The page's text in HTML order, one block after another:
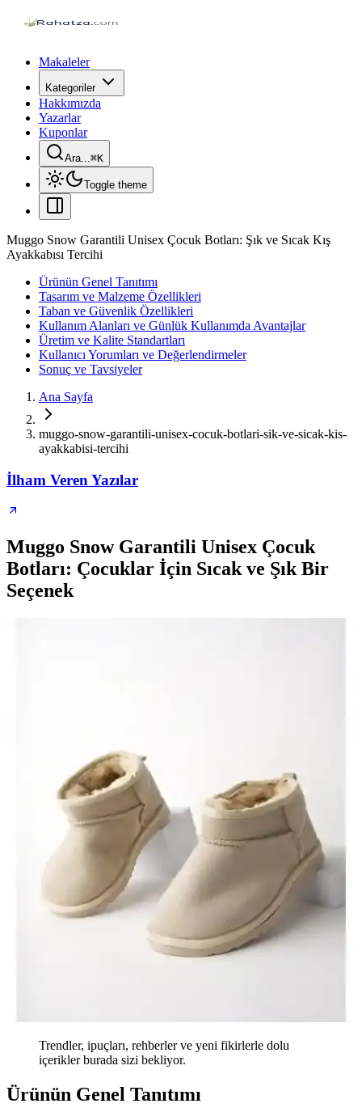
Makaleler
Kategoriler
Hakkımızda
Yazarlar
Kuponlar
Ara...⌘K
Toggle theme
Muggo Snow Garantili Unisex Çocuk Botları: Şık ve Sıcak Kış
Ayakkabısı Tercihi
Ürünün Genel Tanıtımı
Tasarım ve Malzeme Özellikleri
Taban ve Güvenlik Özellikleri
Kullanım Alanları ve Günlük Kullanımda Avantajlar
Üretim ve Kalite Standartları
Kullanıcı Yorumları ve Değerlendirmeler
Sonuç ve Tavsiyeler
Ana Sayfa
muggo-snow-garantili-unisex-cocuk-botlari-sik-ve-sicak-kis-
ayakkabisi-tercihi
İlham Veren Yazılar
Muggo Snow Garantili Unisex Çocuk
Botları: Çocuklar İçin Sıcak ve Şık Bir
Seçenek
Trendler, ipuçları, rehberler ve yeni fikirlerle dolu
içerikler burada sizi bekliyor.
Ürünün Genel Tanıtımı